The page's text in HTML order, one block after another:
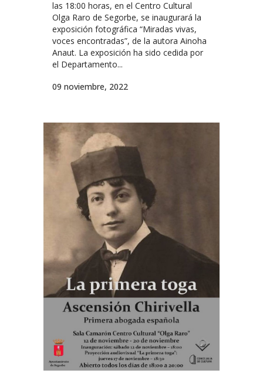
las 18:00 horas, en el Centro Cultural
Olga Raro de Segorbe, se inaugurará la
exposición fotográfica “Miradas vivas,
voces encontradas”, de la autora Ainoha
Anaut. La exposición ha sido cedida por
el Departamento...
09 noviembre, 2022